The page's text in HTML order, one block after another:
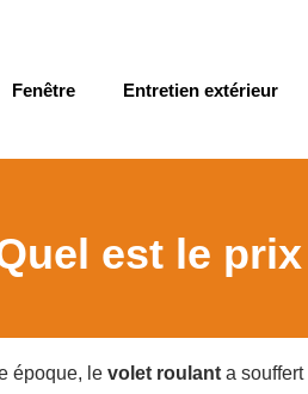
Fenêtre Entretien extérieur
est le
époque, le volet roulant a